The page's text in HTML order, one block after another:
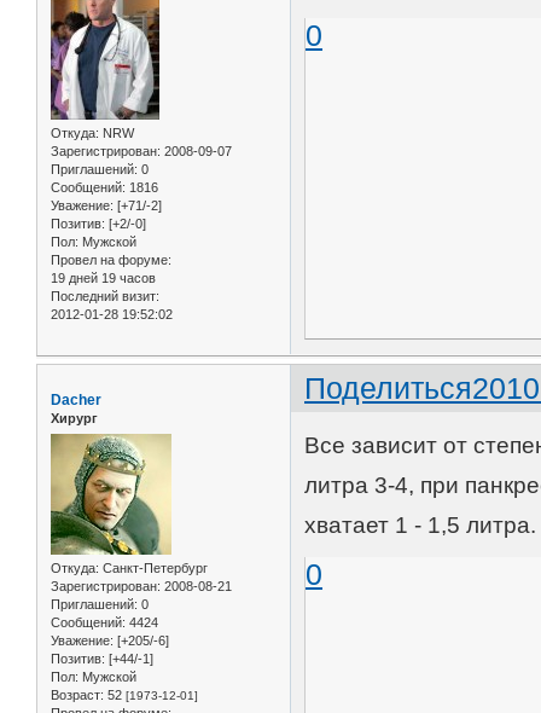
Откуда: NRW
Зарегистрирован: 2008-09-07
Приглашений: 0
Сообщений: 1816
Уважение: [+71/-2]
Позитив: [+2/-0]
Пол: Мужской
Провел на форуме:
19 дней 19 часов
Последний визит:
2012-01-28 19:52:02
0
Поделиться
Dacher
Хирург
Откуда: Санкт-Петербург
Зарегистрирован: 2008-08-21
Приглашений: 0
Сообщений: 4424
Уважение: [+205/-6]
Позитив: [+44/-1]
Пол: Мужской
Возраст: 52 [1973-12-01]
Все зависит от
литра 3-4, при
хватает 1 - 1,5 литра.
0